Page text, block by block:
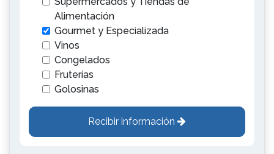
Alimentación
Gourmet y Especializada
Vinos
Congelados
Fruterías
Golosinas
Recibir información